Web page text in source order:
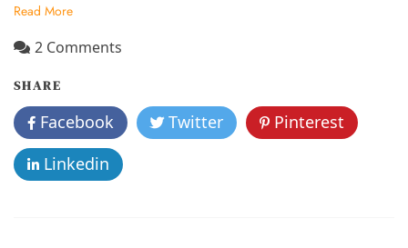
c
e
b
o
o
k
er l
Read More
2 Comments
di
Zap
Clinic
Saat
SHARE
Facebook Twitter
Pinterest
Linkedin